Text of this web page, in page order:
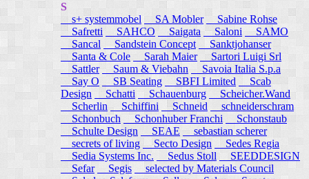
S
s+ systemmobel
SA Mobler
Sabine Rohse
Safretti
SAHCO Saigata Saloni
SAMO
Sancal
Sandstein Concept
Sanktjohanser
Santa & Cole
Sarah Maier
Sartori Luigi Srl
Sattler
Saum & Viebahn
Savoia Italia S.p.a
Say O
SB Seating SBFI Limited
Scab
Design
Schatti Schauenburg
Scheicher.Wand
Scherlin
Schiffini Schneid
schneiderschram
Schonbuch
Schonhuber Franchi
Schonstaub
Schulte Design
SEAE
sebastian scherer
secrets of living
Secto Design
Sedes Regia
Sedia Systems Inc.
Sedus Stoll
SEEDDESIGN
Sefar
Segis
selected by Materials Council